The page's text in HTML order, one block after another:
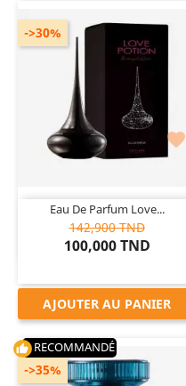

Eau De Parfum Love...
142,900 TND
100,000 TND
->30%
AJOUTER AU PANIER
thumb_up RECOMMANDÉ
->35%